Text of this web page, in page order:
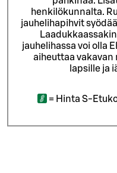
henkilökunnalta.
jauhelihapihvit
jauhelihassa voi olla
aiheuttaa
lapsille ja
= Hinta S-